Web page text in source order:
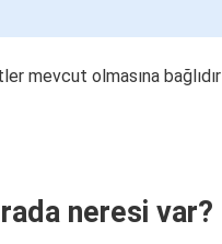
mevcut olmasına bağlıdır
neresi var?